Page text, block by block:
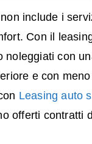
include i
Con il
noleggiati con
e con
Leasing auto
offerti contratti